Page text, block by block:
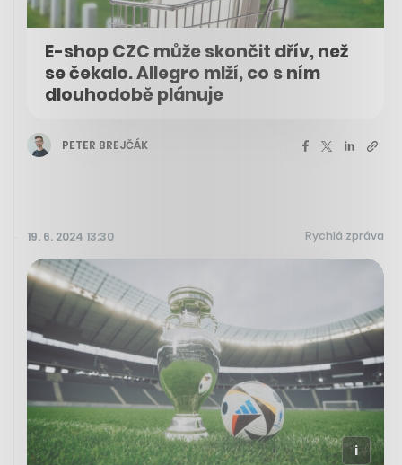
E-shop CZC může skončit dřív, než
se čekalo. Allegro mlží, co s ním
dlouhodobě plánuje
PETER BREJČÁK
19. 6. 2024 13:30 Rychlá zpráva